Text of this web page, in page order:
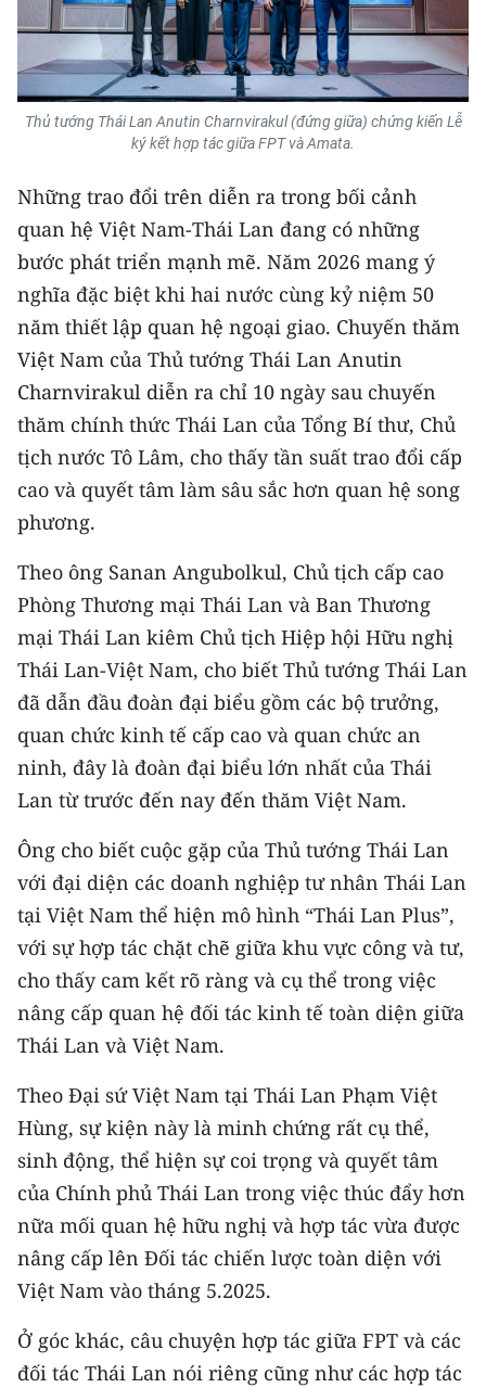
ENGLISH
中文
FRANÇAIS
ESPAÑOL
한국어
Thủ tướng Thái Lan Anutin Charnvirakul (đứng giữa) chứng kiến Lễ
ký kết hợp tác giữa FPT và Amata.
Những trao đổi trên diễn ra trong bối cảnh
quan hệ Việt Nam-Thái Lan đang có những
bước phát triển mạnh mẽ. Năm 2026 mang ý
nghĩa đặc biệt khi hai nước cùng kỷ niệm 50
năm thiết lập quan hệ ngoại giao. Chuyến thăm
Việt Nam của Thủ tướng Thái Lan Anutin
Charnvirakul diễn ra chỉ 10 ngày sau chuyến
thăm chính thức Thái Lan của Tổng Bí thư, Chủ
tịch nước Tô Lâm, cho thấy tần suất trao đổi cấp
cao và quyết tâm làm sâu sắc hơn quan hệ song
phương.
Theo ông Sanan Angubolkul, Chủ tịch cấp cao
Phòng Thương mại Thái Lan và Ban Thương
mại Thái Lan kiêm Chủ tịch Hiệp hội Hữu nghị
Thái Lan-Việt Nam, cho biết Thủ tướng Thái Lan
đã dẫn đầu đoàn đại biểu gồm các bộ trưởng,
quan chức kinh tế cấp cao và quan chức an
ninh, đây là đoàn đại biểu lớn nhất của Thái
Lan từ trước đến nay đến thăm Việt Nam.
Ông cho biết cuộc gặp của Thủ tướng Thái Lan
với đại diện các doanh nghiệp tư nhân Thái Lan
tại Việt Nam thể hiện mô hình “Thái Lan Plus”,
với sự hợp tác chặt chẽ giữa khu vực công và tư,
cho thấy cam kết rõ ràng và cụ thể trong việc
nâng cấp quan hệ đối tác kinh tế toàn diện giữa
Thái Lan và Việt Nam.
Theo Đại sứ Việt Nam tại Thái Lan Phạm Việt
Hùng, sự kiện này là minh chứng rất cụ thể,
sinh động, thể hiện sự coi trọng và quyết tâm
của Chính phủ Thái Lan trong việc thúc đẩy hơn
nữa mối quan hệ hữu nghị và hợp tác vừa được
nâng cấp lên Đối tác chiến lược toàn diện với
Việt Nam vào tháng 5.2025.
Ở góc khác, câu chuyện hợp tác giữa FPT và các
đối tác Thái Lan nói riêng cũng như các hợp tác